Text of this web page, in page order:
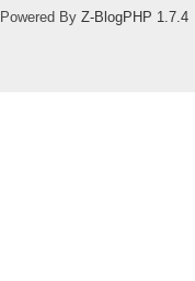
Powered By Z-BlogPHP 1.7.4